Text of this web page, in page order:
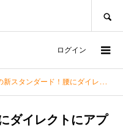
ログイン
タンダード！腰にダイレクトにアプローチしないstyle
ダイレクトにアプ